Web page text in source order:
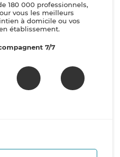
180 000 professionnels,
vous les meilleurs
à domicile ou vos
établissement.
7/7